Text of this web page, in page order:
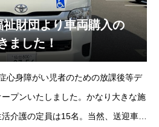
祉財団より車両購入の
ました！
心身障がい児者のための放課後等デ
プンいたしました。かなり大きな施
介護の定員は15名。当然、送迎車も